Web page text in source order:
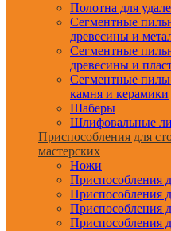
Полотна для
Сегментные
древесины и
Сегментные
древесины и
Сегментные
камня и керамики
Шаберы
Шлифовальные
Приспособления для
мастерских
Ножи
Приспособления
Приспособления
Приспособления
Приспособления